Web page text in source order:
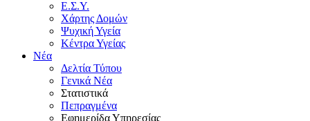
Ε.Σ.Υ.
Χάρτης Δομών
Ψυχική Υγεία
Κέντρα Υγείας
Νέα
Δελτία Τύπου
Γενικά Νέα
Στατιστικά
Πεπραγμένα
Εφημερίδα Υπηρεσίας